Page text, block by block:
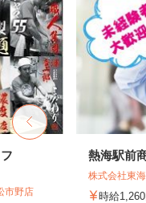
市野店
熱海駅前
株式会社東
時給